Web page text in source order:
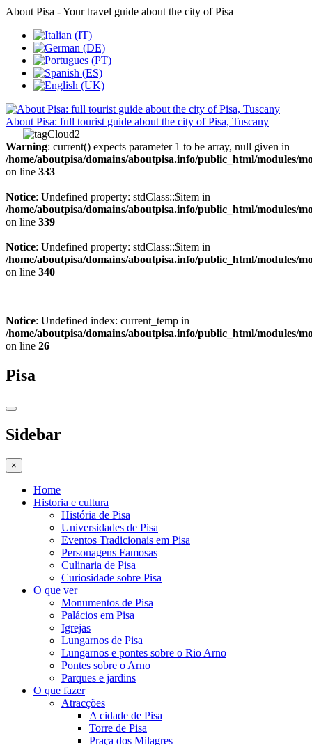
About Pisa - Your travel guide about the city of Pisa
About Pisa: full tourist guide about the city of Pisa, Tuscany
Warning: current() expects parameter 1 to be array, null given in
/home/aboutpisa/domains/aboutpisa.info/public_html/modules/
on line 333
Notice: Undefined property: stdClass::$item in
/home/aboutpisa/domains/aboutpisa.info/public_html/modules/
on line 339
Notice: Undefined property: stdClass::$item in
/home/aboutpisa/domains/aboutpisa.info/public_html/modules/
on line 340
Notice: Undefined index: current_temp in
/home/aboutpisa/domains/aboutpisa.info/public_html/modules/
on line 26
Pisa
Sidebar
×
Home
Historia e cultura
História de Pisa
Universidades de Pisa
Eventos Tradicionais em Pisa
Personagens Famosas
Culinaria de Pisa
Curiosidade sobre Pisa
O que ver
Monumentos de Pisa
Palácios em Pisa
Igrejas
Lungarnos de Pisa
Lungarnos e pontes sobre o Rio Arno
Pontes sobre o Arno
Parques e jardins
O que fazer
Atracções
A cidade de Pisa
Torre de Pisa
Praça dos Milagres